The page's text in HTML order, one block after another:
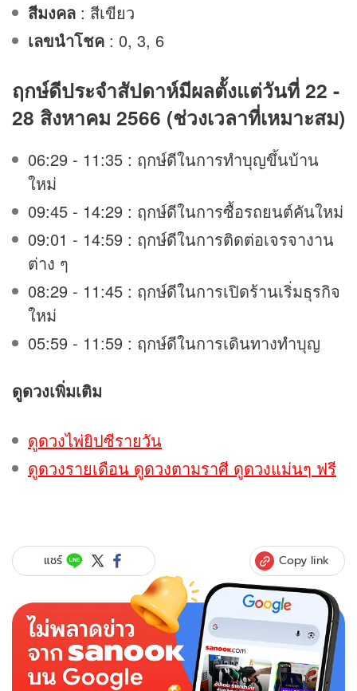
สีมงคล : สีเขียว
เลขนำโชค : 0, 3, 6
ฤกษ์ดีประจำสัปดาห์มีผลตั้งแต่วันที่ 22 -
28 สิงหาคม 2566 (ช่วงเวลาที่เหมาะสม)
06:29 - 11:35 : ฤกษ์ดีในการทำบุญขึ้นบ้าน
ใหม่
09:45 - 14:29 : ฤกษ์ดีในการซื้อรถยนต์คันใหม่
09:01 - 14:59 : ฤกษ์ดีในการติดต่อเจรจางาน
ต่าง ๆ
08:29 - 11:45 : ฤกษ์ดีในการเปิดร้านเริ่มธุรกิจ
ใหม่
05:59 - 11:59 : ฤกษ์ดีในการเดินทางทำบุญ
ดูดวงเพิ่มเติม
ดูดวงไพ่ยิปซีรายวัน
ดูดวงรายเดือน ดูดวงตามราศี ดูดวงแม่นๆ ฟรี
แชร์ Copy link